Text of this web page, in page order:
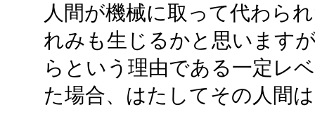
人間が機械に取って代わら
れみも生じるかと思います
らという理由である一定レ
た場合、はたしてその人間